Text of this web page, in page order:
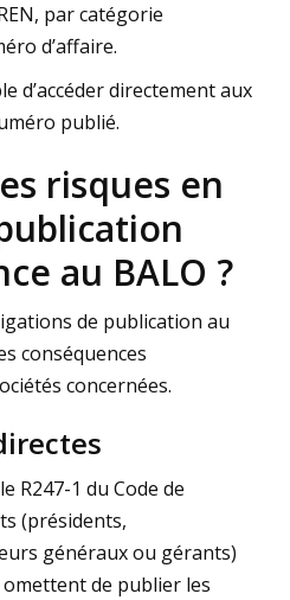
par catégorie
d’affaire.
d’accéder directement aux
publié.
risques en
au BALO ?
de publication au
conséquences
concernées.
R247-1 du Code de
(présidents,
généraux ou gérants)
de publier les